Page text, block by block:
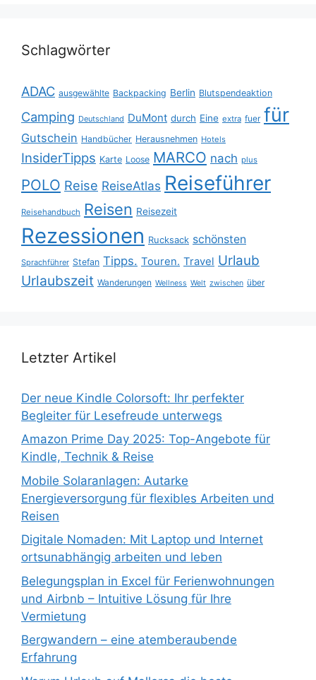
Schlagwörter
ADAC ausgewählte Backpacking Berlin Blutspendeaktion
Camping Deutschland DuMont durch Eine extra fuer für
Gutschein Handbücher Herausnehmen Hotels
InsiderTipps Karte Loose MARCO nach plus
POLO Reise ReiseAtlas Reiseführer
Reisehandbuch Reisen Reisezeit
Rezessionen Rucksack schönsten
Sprachführer Stefan Tipps. Touren. Travel Urlaub
Urlaubszeit Wanderungen Wellness Welt zwischen über
Letzter Artikel
Der neue Kindle Colorsoft: Ihr perfekter
Begleiter für Lesefreude unterwegs
Amazon Prime Day 2025: Top-Angebote für
Kindle, Technik & Reise
Mobile Solaranlagen: Autarke
Energieversorgung für flexibles Arbeiten und
Reisen
Digitale Nomaden: Mit Laptop und Internet
ortsunabhängig arbeiten und leben
Belegungsplan in Excel für Ferienwohnungen
und Airbnb – Intuitive Lösung für Ihre
Vermietung
Bergwandern – eine atemberaubende
Erfahrung